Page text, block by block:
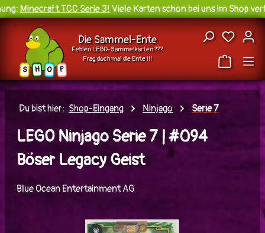
Zum Hauptinhalt springen
Minecraft TCC Serie 3!Viele Karten schon bei uns im Shop
S H O P
Die Sammel-Ente
Fehlen LEGO-Sammelkarten ???
Frag doch mal die Ente !!!
Du
Du bist hier: Shop-Eingang Ninjago Serie 7
LEGO Ninjago Serie 7 | #094
Böser Legacy Geist
Blue Ocean Entertainment AG
Bildergalerie überspringen